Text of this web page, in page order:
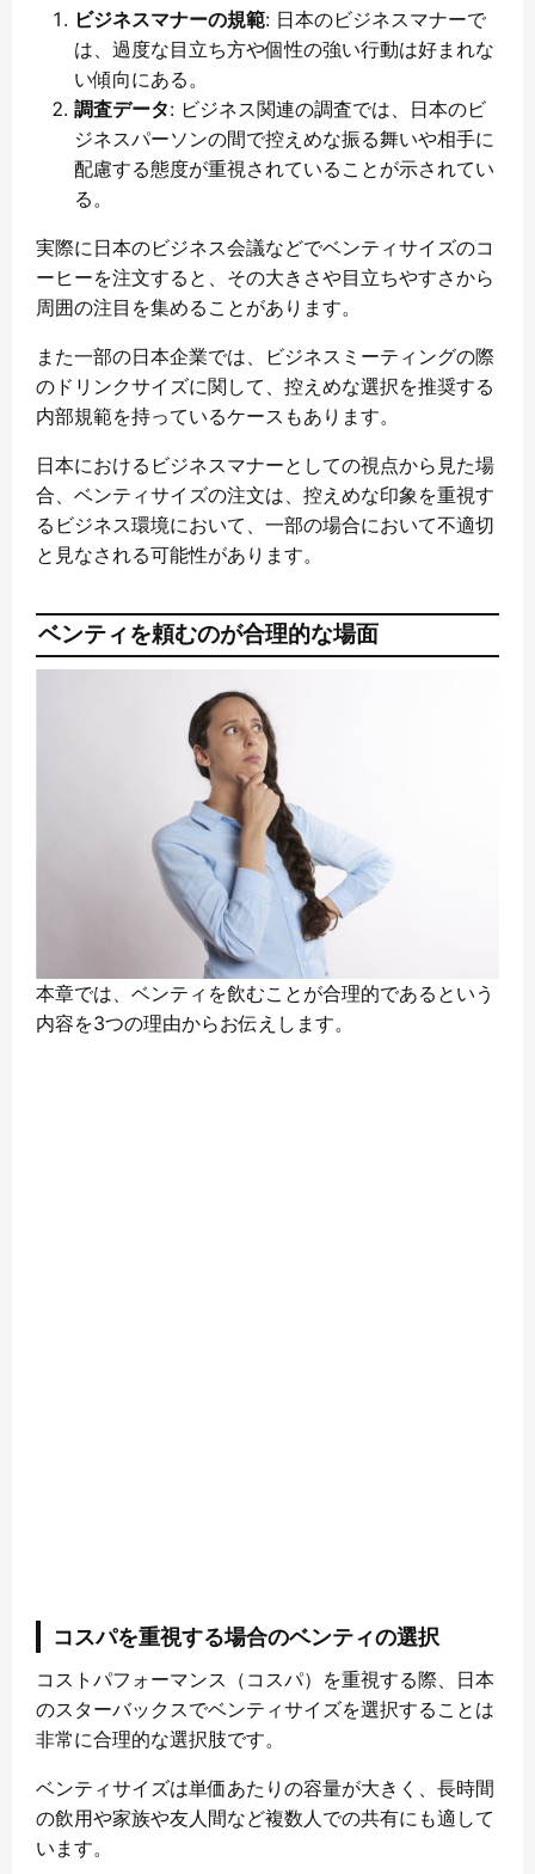
ビジネスマナーの規範: 日本のビジネスマナーで
は、過度な目立ち方や個性の強い行動は好まれな
い傾向にある。
調査データ: ビジネス関連の調査では、日本のビ
ジネスパーソンの間で控えめな振る舞いや相手に
配慮する態度が重視されていることが示されてい
る。
実際に日本のビジネス会議などでベンティサイズのコ
ーヒーを注文すると、その大きさや目立ちやすさから
周囲の注目を集めることがあります。
また一部の日本企業では、ビジネスミーティングの際
のドリンクサイズに関して、控えめな選択を推奨する
内部規範を持っているケースもあります。
日本におけるビジネスマナーとしての視点から見た場
合、ベンティサイズの注文は、控えめな印象を重視す
るビジネス環境において、一部の場合において不適切
と見なされる可能性があります。
ベンティを頼むのが合理的な場面
本章では、ベンティを飲むことが合理的であるという
内容を3つの理由からお伝えします。
コスパを重視する場合のベンティの選択
コストパフォーマンス（コスパ）を重視する際、日本
のスターバックスでベンティサイズを選択することは
非常に合理的な選択肢です。
ベンティサイズは単価あたりの容量が大きく、長時間
の飲用や家族や友人間など複数人での共有にも適して
います。